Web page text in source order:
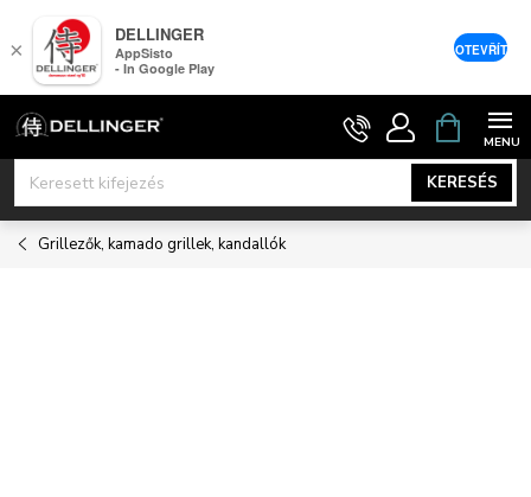
Ugrás
KERESÉS
KOSÁR
Grillezők, kamado grillek, kandallók
×
DELLINGER
AppSisto
- In Google Play
OTEVŘÍT